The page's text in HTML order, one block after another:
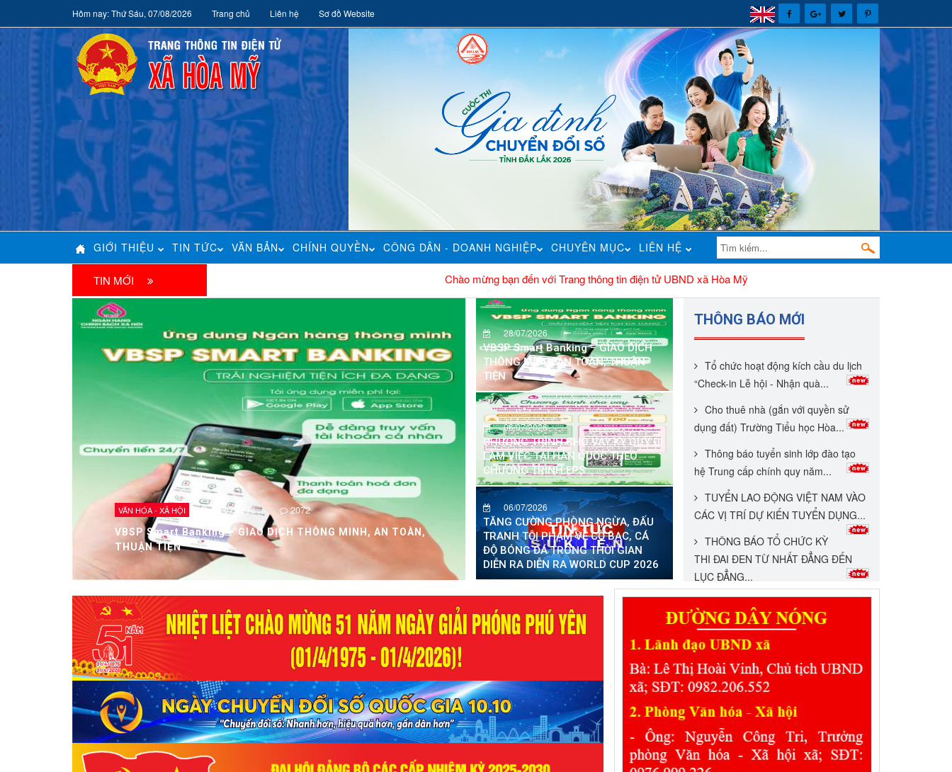
Hôm nay: Thứ Sáu, 07/08/2026 Trang chủ Liên hệ Sơ đồ Website
GIỚI THIỆU TIN TỨC VĂN BẢN CHÍNH QUYỀN CÔNG DÂN - DOANH NGHIỆP CHUYÊN MỤC LIÊN HỆ
TIN MỚI Chào mừng bạn đến với Trang thông tin điện tử UBND xã Hòa Mỹ
VĂN HÓA - XÃ HỘI 28/07/2026 2072
VBSP Smart Banking – GIAO DỊCH THÔNG MINH, AN TOÀN,
THUẬN TIỆN
28/07/2026
VBSP Smart Banking – GIAO DỊCH
THÔNG MINH, AN TOÀN, THUẬN
TIỆN
06/07/2026
CHƯƠNG TRÌNH CHO VAY KÝ QUỸ ĐI
LÀM VIỆC TẠI HÀN QUỐC THEO
CHƯƠNG TRÌNH EPS
06/07/2026
TĂNG CƯỜNG PHÒNG NGỪA, ĐẤU
TRANH TỘI PHẠM VỀ CỜ BẠC, CÁ
ĐỘ BÓNG ĐÁ TRONG THỜI GIAN
DIỄN RA DIỄN RA WORLD CUP 2026
THÔNG BÁO MỚI
Tổ chức hoạt động kích cầu du lịch
“Check-in Lễ hội - Nhận quà...
Cho thuê nhà (gắn với quyền sử
dụng đất) Trường Tiểu học Hòa...
Thông báo tuyển sinh lớp đào tạo
hệ Trung cấp chính quy năm...
TUYỂN LAO ĐỘNG VIỆT NAM VÀO
CÁC VỊ TRÍ DỰ KIẾN TUYỂN DỤNG...
THÔNG BÁO TỔ CHỨC KỲ
THI ĐAI ĐEN TỪ NHẤT ĐẲNG ĐẾN
LỤC ĐẲNG...